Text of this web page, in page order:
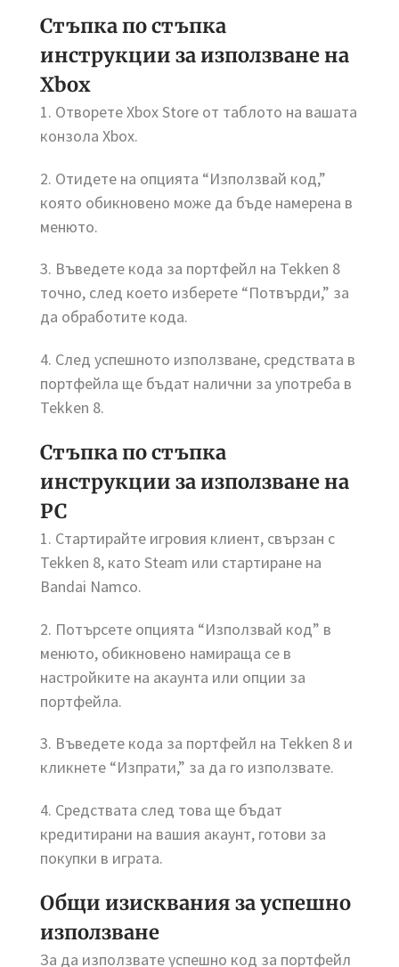
Стъпка по стъпка
инструкции за използване на
Xbox
1. Отворете Xbox Store от таблото на вашата
конзола Xbox.
2. Отидете на опцията “Използвай код,”
която обикновено може да бъде намерена в
менюто.
3. Въведете кода за портфейл на Tekken 8
точно, след което изберете “Потвърди,” за
да обработите кода.
4. След успешното използване, средствата в
портфейла ще бъдат налични за употреба в
Tekken 8.
Стъпка по стъпка
инструкции за използване на
PC
1. Стартирайте игровия клиент, свързан с
Tekken 8, като Steam или стартиране на
Bandai Namco.
2. Потърсете опцията “Използвай код” в
менюто, обикновено намираща се в
настройките на акаунта или опции за
портфейла.
3. Въведете кода за портфейл на Tekken 8 и
кликнете “Изпрати,” за да го използвате.
4. Средствата след това ще бъдат
кредитирани на вашия акаунт, готови за
покупки в играта.
Общи изисквания за успешно
използване
За да използвате успешно код за портфейл